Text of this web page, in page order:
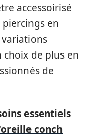
accessoirisé
en
de plus en
de
essentiels
conch